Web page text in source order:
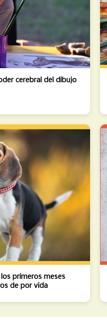
cerebral del dibujo
primeros meses
de por vida